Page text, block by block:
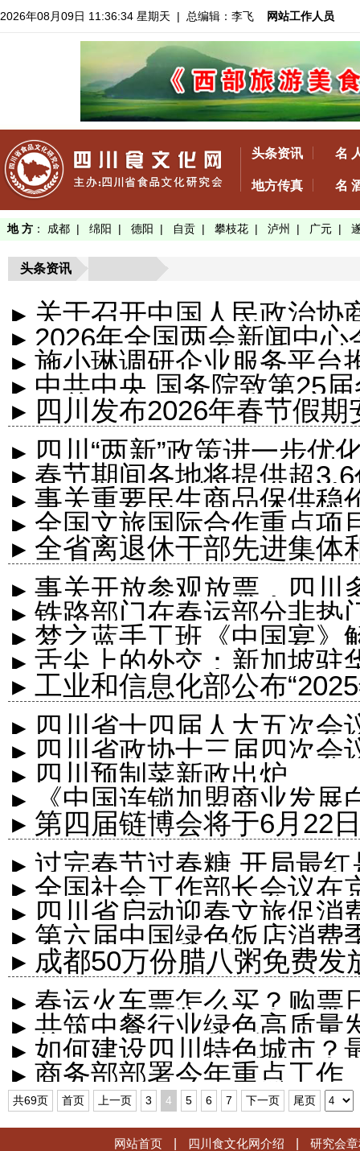
2026年08月09日 11:36:35 星期天 | 总编辑：李飞 网站工作人员
头条资讯 名
地方传真 名
地 方 ： 成都 | 绵阳 | 德阳 | 自贡 | 攀枝花 | 泸州 | 广元 |
头条资讯
▸ 关于召开中国人民政治协
四次会议的决...
▸ 2026年全国两会新闻中心
▸ 施小琳调研企业服务平台
▸ 中共中央 国务院致第25
电
▸ 四川发布2026年春节假
▸ 四川“两新”政策进一步优
▸ 春节期间各地将提供超
▸ 事关重要民生商品保供稳
门作出部署
▸ 全国文旅国际合作重点项
▸ 全省离退休干部先进集体
▸ 事关开放参观放票，四川
▸ 铁路部门在春运部分非热
▸ 梦之蓝手工班《中国宴》
解码饮食文明
▸ 舌尖上的外交：新加坡驻
▸ 工业和信息化部公布
乳企...
▸ 四川省十四届人大五次会
▸ 四川省政协十三届四次会
▸ 四川预制菜新政出炉
▸ 《中国连锁加盟商业发展
▸ 第四届链博会将于6月22
▸ 过完春节过春糖 开局最红
▸ 全国社会工作部长会议在
▸ 四川省启动迎春文旅促消
▸ 第六届中国绿色饭店消费
▸ 成都50万份腊八粥免费发
▸ 春运火车票怎么买？购票
▸ 共筑中餐行业绿色高质量
▸ 如何建设四川特色城市？
▸ 商务部部署今年重点工作
共69页 首页 上一页 3 4 5 6 7 下一页 尾页
网站首页 四川食文化网介绍 研究会